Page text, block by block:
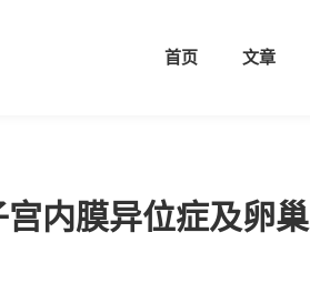
首页 文章
内膜异位症及卵巢